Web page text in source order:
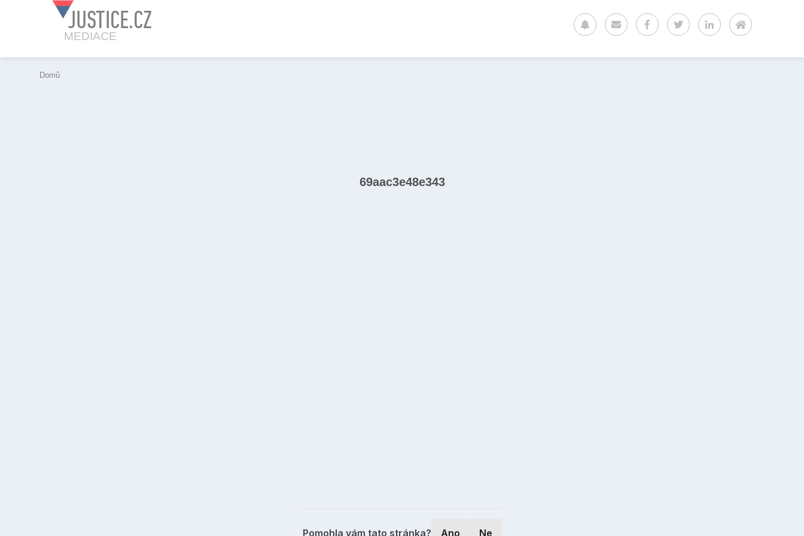
JUSTICE.CZ
MEDIACE
Domů
69aac3e48e343
Pomohla vám tato stránka? Ano Ne